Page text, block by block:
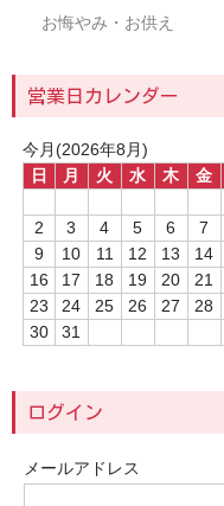
お悔やみ・お供え
営業日カレンダー
今月(2026年8月)
日
月 火 水 木 金
2
3 4 5 6 7
9
10 11 12 13 14
16
17 18 19 20 21
23
24 25 26 27 28
30
31
ログイン
メールアドレス